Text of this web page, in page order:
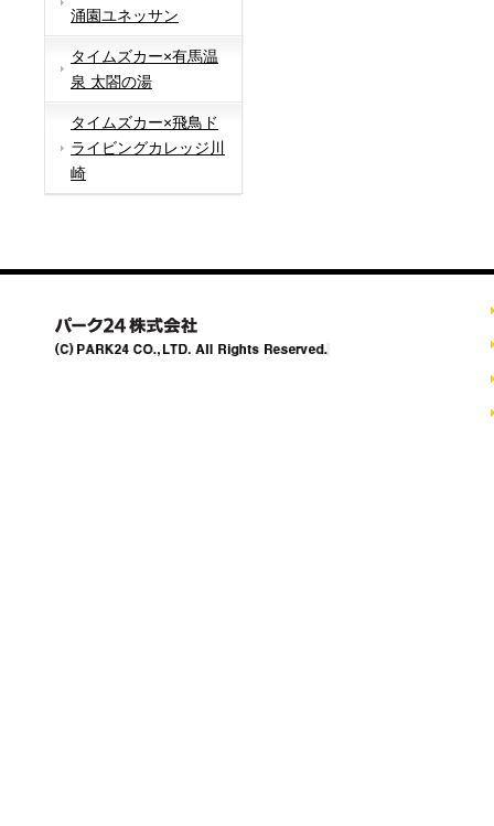
涌園ユネッサン
タイムズカー×有馬温
泉 太閤の湯
タイムズカー×飛鳥ド
ライビングカレッジ川
崎